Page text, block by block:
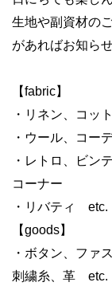
生地や副資材の
があればお知ら
【fabric】
・リネン、コッ
・ウール、コー
・レトロ、ビン
コーナー
・リバティ etc.
【goods】
・ボタン、ファ
刺繍糸、革 etc.